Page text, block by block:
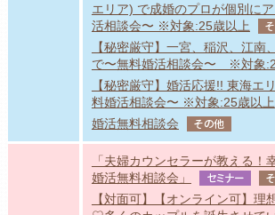
エリア) で成婚のプロが個別に
活相談会〜 ※対象:25歳以上
【秘密厳守】一宮、稲沢、江南
で〜無料婚活相談会〜 ※対象
【秘密厳守】婚活応援!! 東海エ
料婚活相談会〜 ※対象:25歳以上
婚活無料相談会 その他
「夫婦カウンセラーが教える！
婚活無料相談会」
セミナー
【対面可】【オンライン可】理